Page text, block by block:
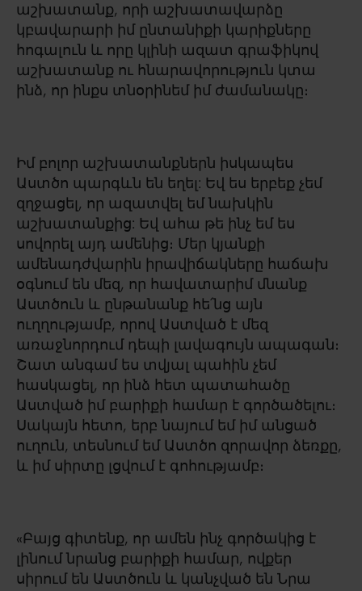
աշխատանք, որի աշխատավարձը
կբավարարի իմ ընտանիքի կարիքները
հոգալուն և որը կլինի ազատ գրաֆիկով
աշխատանք ու հնարավորություն կտա
ինձ, որ ինքս տնօրինեմ իմ ժամանակը։
Իմ բոլոր աշխատանքներն իսկապես
Աստծո պարգևն են եղել: Եվ ես երբեք չեմ
զղջացել, որ ազատվել եմ նախկին
աշխատանքից: Եվ ահա թե ինչ եմ ես
սովորել այդ ամենից։ Մեր կյանքի
ամենադժվարին իրավիճակները հաճախ
օգնում են մեզ, որ հավատարիմ մնանք
Աստծուն և ընթանանք հե՛նց այն
ուղղությամբ, որով Աստված է մեզ
առաջնորդում դեպի լավագույն ապագան։
Շատ անգամ ես տվյալ պահին չեմ
հասկացել, որ ինձ հետ պատահածը
Աստված իմ բարիքի համար է գործածելու։
Սակայն հետո, երբ նայում եմ իմ անցած
ուղուն, տեսնում եմ Աստծո զորավոր ձեռքը,
և իմ սիրտը լցվում է գոհությամբ։
«Բայց գիտենք, որ ամեն ինչ գործակից է
լինում նրանց բարիքի համար, ովքեր
սիրում են Աստծուն և կանչված են Նրա